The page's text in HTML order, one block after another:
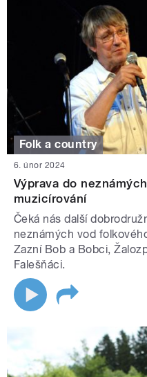
Folk a country
6. únor 2024
Výprava do
muzicírování
Čeká nás další
neznámých vod
Zazní Bob a Bobci,
Falešňáci.